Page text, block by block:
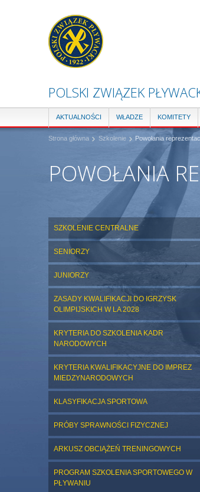
POLSKI ZWIĄZEK
AKTUALNOŚCI WŁADZE KOMITETY
Strona główna Szkolenie Powołania
POWOŁANIA
SZKOLENIE CENTRALNE
SENIORZY
JUNIORZY
ZASADY KWALIFIKACJI DO IGRZYSK
OLIMPIJSKICH W LA 2028
KRYTERIA DO SZKOLENIA KADR
NARODOWYCH
KRYTERIA KWALIFIKACYJNE DO IMPREZ
MIEDZYNARODOWYCH
KLASYFIKACJA SPORTOWA
PRÓBY SPRAWNOŚCI FIZYCZNEJ
ARKUSZ OBCIĄŻEŃ TRENINGOWYCH
PROGRAM SZKOLENIA SPORTOWEGO W
PŁYWANIU